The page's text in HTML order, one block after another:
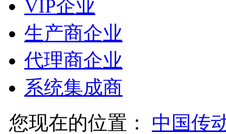
VIP企业
生产商企业
代理商企业
系统集成商
您现在的位置：
中国传